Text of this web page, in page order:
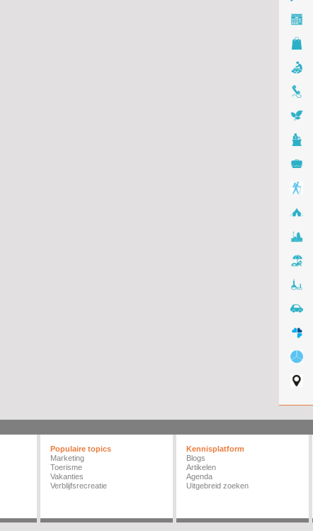
Populaire topics
Marketing
Toerisme
Vakanties
Verblijfsrecreatie
Kennisplatform
Blogs
Artikelen
Agenda
Uitgebreid zoeken